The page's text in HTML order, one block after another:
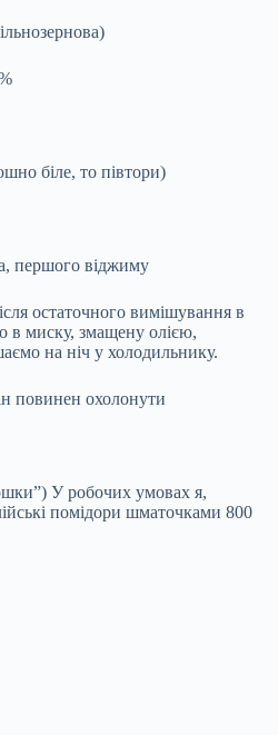
біле, то півтори)
першого віджиму
остаточного вимішування в
в миску, змащену олією,
на ніч у холодильнику.
повинен охолонути
У робочих умовах я,
помідори шматочками 800